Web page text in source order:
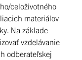
celoživotného
materiálov
Na základe
vzdelávanie
odberateľskej